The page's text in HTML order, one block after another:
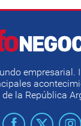
empresarial.
la República